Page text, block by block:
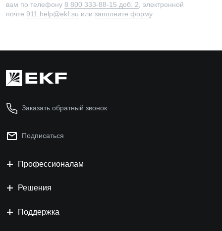
вам по телефону 8 800 333-88-15 доб. 2 , электронной
почте 911.help@ekf.su или заполните форму
Заказать обратный звонок
Подписаться
Профессионалам
Решения
Поддержка